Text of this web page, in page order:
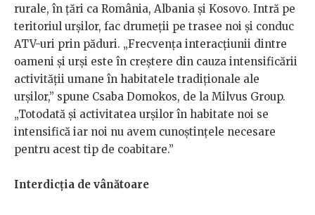
rurale, în țări ca România, Albania și Kosovo. Intră pe
teritoriul urșilor, fac drumeții pe trasee noi și conduc
ATV-uri prin păduri. „Frecvența interacțiunii dintre
oameni și urși este în creștere din cauza intensificării
activității umane în habitatele tradiționale ale
urșilor,” spune Csaba Domokos, de la Milvus Group.
„Totodată și activitatea urșilor în habitate noi se
intensifică iar noi nu avem cunoștințele necesare
pentru acest tip de coabitare.”
Interdicția de vânătoare